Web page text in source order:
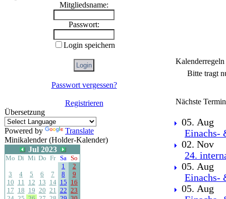
Mitgliedsname:
Passwort:
Login speichern
Passwort vergessen?
Registrieren
Übersetzung
Powered by
Translate
Minikalender (Holder-Kalender)
Jul 2023
Mo Di Mi Do Fr Sa So
1
2
3
4 5 6 7 8
9
10 11 12 13 14 15 16
17 18 19 20 21 22 23
Kalenderregeln
Bitte tragt
Nächste
05. Aug
Einachs-
02. Nov
24.
05. Aug
Einachs-
05. Aug